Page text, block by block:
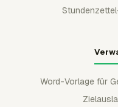
Word-Vorlage für